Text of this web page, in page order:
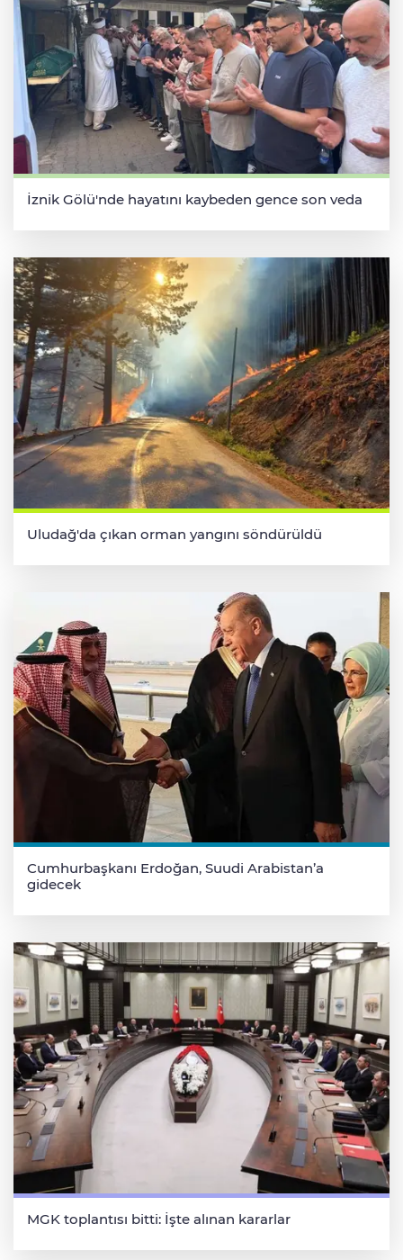
İznik Gölü'nde hayatını kaybeden gence son veda
Uludağ'da çıkan orman yangını söndürüldü
Cumhurbaşkanı Erdoğan, Suudi Arabistan’a
gidecek
MGK toplantısı bitti: İşte alınan kararlar